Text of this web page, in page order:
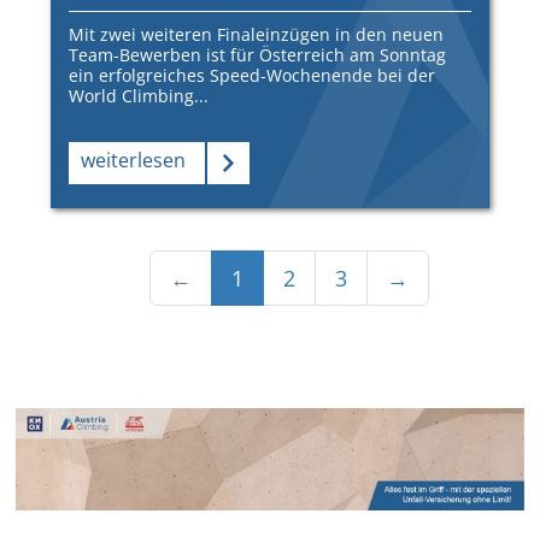
Mit zwei weiteren Finaleinzügen in den neuen
Team-Bewerben ist für Österreich am Sonntag
ein erfolgreiches Speed-Wochenende bei der
World Climbing...
weiterlesen
← 1 2 3 →